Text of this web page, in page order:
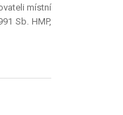
místní
Sb. HMP,